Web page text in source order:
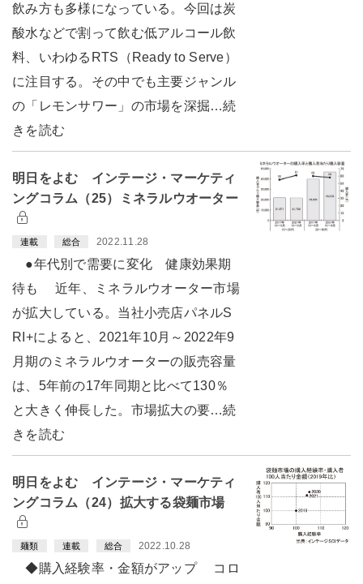
飲み方も多様になっている。今回は炭
酸水などで割って飲む低アルコール飲
料、いわゆるRTS（Ready to Serve）
に注目する。その中でも主要ジャンル
の「レモンサワー」の市場を深掘…続
きを読む
明日をよむ インテージ・マーケティ
ングコラム（25）ミネラルウオーター
連載 総合 2022.11.28
●年代別で需要に変化 健康効果期
待も 近年、ミネラルウオーター市場
が拡大している。当社小売店パネルS
RI+によると、2021年10月～2022年9
月期のミネラルウオーターの販売容量
は、5年前の17年同期と比べて130％
と大きく伸長した。市場拡大の要…続
きを読む
明日をよむ インテージ・マーケティ
ングコラム（24）拡大する袋麺市場
麺類 連載 総合 2022.10.28
◆購入経験率・金額がアップ コロ